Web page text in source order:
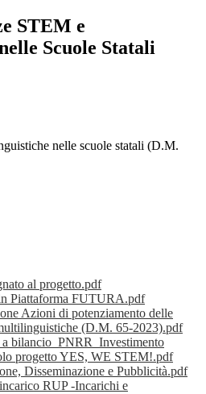
STEM e
Scuole Statali
nelle scuole statali (D.M.
al progetto.pdf
Piattaforma FUTURA.pdf
Azioni di potenziamento delle
(D.M. 65-2023).pdf
bilancio_PNRR_Investimento
progetto YES, WE STEM!.pdf
Disseminazione e Pubblicità.pdf
RUP -Incarichi e